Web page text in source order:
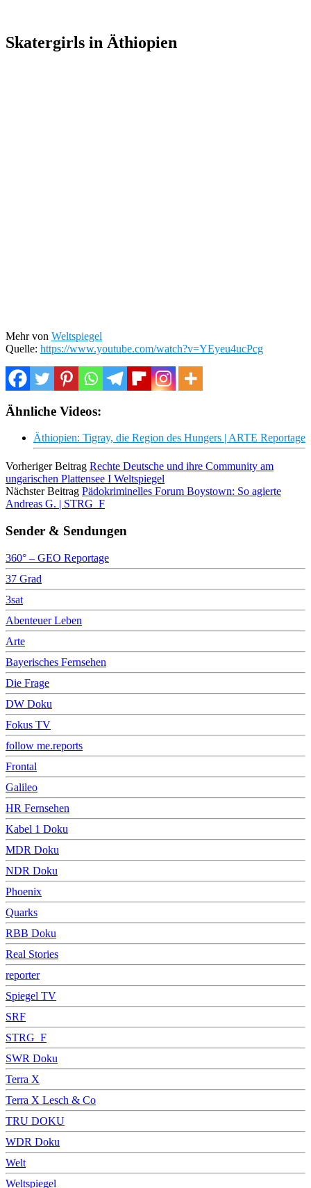
Skatergirls in Äthiopien
Mehr von Weltspiegel
Quelle: https://www.youtube.com/watch?v=YEyeu4ucPcg
Ähnliche Videos:
Äthiopien: Tigray, die Region des Hungers | ARTE Reportage
Vorheriger Beitrag Rechte Deutsche und ihre Community am
ungarischen Plattensee I Weltspiegel
Nächster Beitrag Pädokriminelles Forum Boystown: So agierte
Andreas G. | STRG_F
Sender & Sendungen
360° – GEO Reportage
37 Grad
3sat
Abenteuer Leben
Arte
Bayerisches Fernsehen
Die Frage
DW Doku
Fokus TV
follow me.reports
Frontal
Galileo
HR Fernsehen
Kabel 1 Doku
MDR Doku
NDR Doku
Phoenix
Quarks
RBB Doku
Real Stories
reporter
Spiegel TV
SRF
STRG_F
SWR Doku
Terra X
Terra X Lesch & Co
TRU DOKU
WDR Doku
Welt
Weltspiegel